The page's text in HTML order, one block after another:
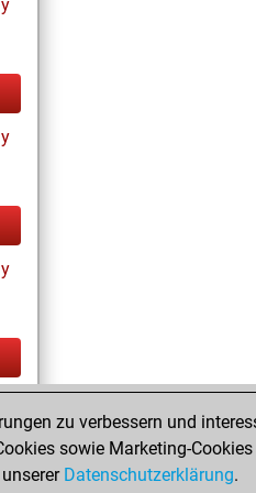
zu verbessern und
sowie Marketing-
Datenschutzerklärung.